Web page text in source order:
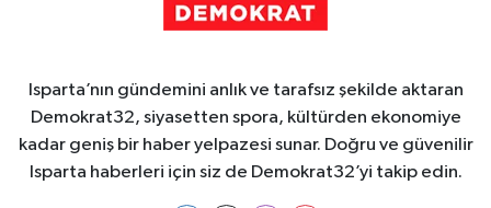
Isparta’nın gündemini anlık ve tarafsız şekilde aktaran
Demokrat32, siyasetten spora, kültürden ekonomiye
kadar geniş bir haber yelpazesi sunar. Doğru ve güvenilir
Isparta haberleri için siz de Demokrat32’yi takip edin.